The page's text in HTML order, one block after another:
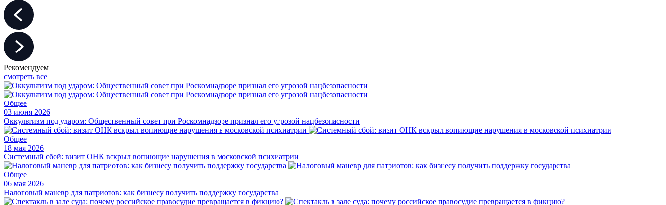
Рекомендуем
смотреть все
Общее
03 июня 2026
Оккультизм под ударом: Общественный совет при Роскомнадзоре признал его угрозой нацбезопасности
Общее
18 мая 2026
Системный сбой: визит ОНК вскрыл вопиющие нарушения в московской психиатрии
Общее
06 мая 2026
Налоговый маневр для патриотов: как бизнесу получить поддержку государства